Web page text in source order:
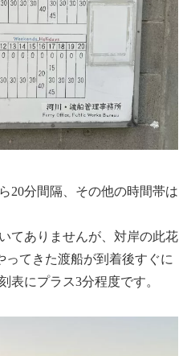
20分間隔、その他の時間帯は
てありませんが、対岸の此花
ってきた渡船が到着後すぐに
表にプラス3分程度です。